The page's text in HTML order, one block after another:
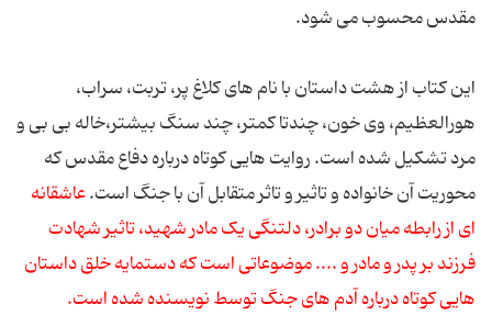
مقدس محسوب می شود.
این کتاب از هشت داستان با نام های کلاغ پر، تربت، سراب،
هورالعظیم، وی خون، چندتا کمتر، چند سنگ بیشتر،خاله بی بی و
مرد تشکیل شده است. روایت هایی کوتاه درباره دفاع مقدس که
محوریت آن خانواده و تاثیر و تاثر متقابل آن با جنگ است.عاشقانه
ای از رابطه میان دو برادر، دلتنگی یک مادر شهید، تاثیر شهادت
فرزند بر پدر و مادر و .... موضوعاتی است که دستمایه خلق داستان
هایی کوتاه درباره آدم های جنگ توسط نویسنده شده است.